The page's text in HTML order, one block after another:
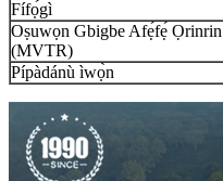
Fífọ́gì
Oṣuwọn Gbigbe Afẹ́fẹ́ Ọrinrin
(MVTR)
Pípàdánù ìwọ̀n